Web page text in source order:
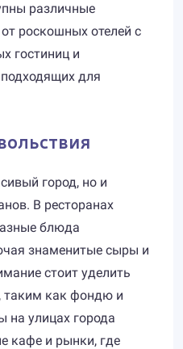
различные
роскошных отелей с
гостиниц и
для
город, но и
В ресторанах
блюда
знаменитые сыры и
стоит уделить
таким как фондю и
на улицах города
кафе и рынки, где